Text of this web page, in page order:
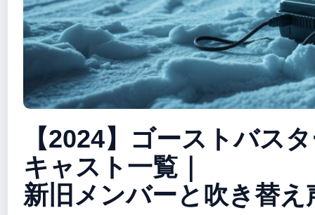
【2024】ゴーストバス
キャスト一覧｜
新旧メンバーと吹き替え